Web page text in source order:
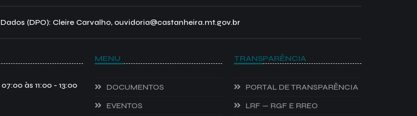
(DPO): Cleire Carvalho, ouvidoria@castanheira.mt.gov.br
às 11:00 - 13:00
MENU
DOCUMENTOS
EVENTOS
TRANSPARÊNCIA
PORTAL DE TRANSPARÊNCIA
LRF — RGF E RREO